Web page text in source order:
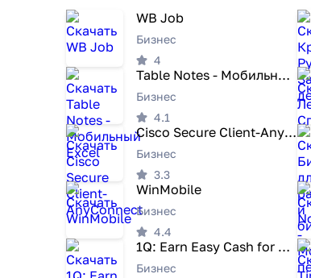
WB Job
Бизнес
4
Table Notes - Мобильный Excel
Бизнес
4.1
Cisco Secure Client-AnyConnect
Бизнес
3.3
WinMobile
Бизнес
4.4
1Q: Earn Easy Cash for Surveys
Бизнес